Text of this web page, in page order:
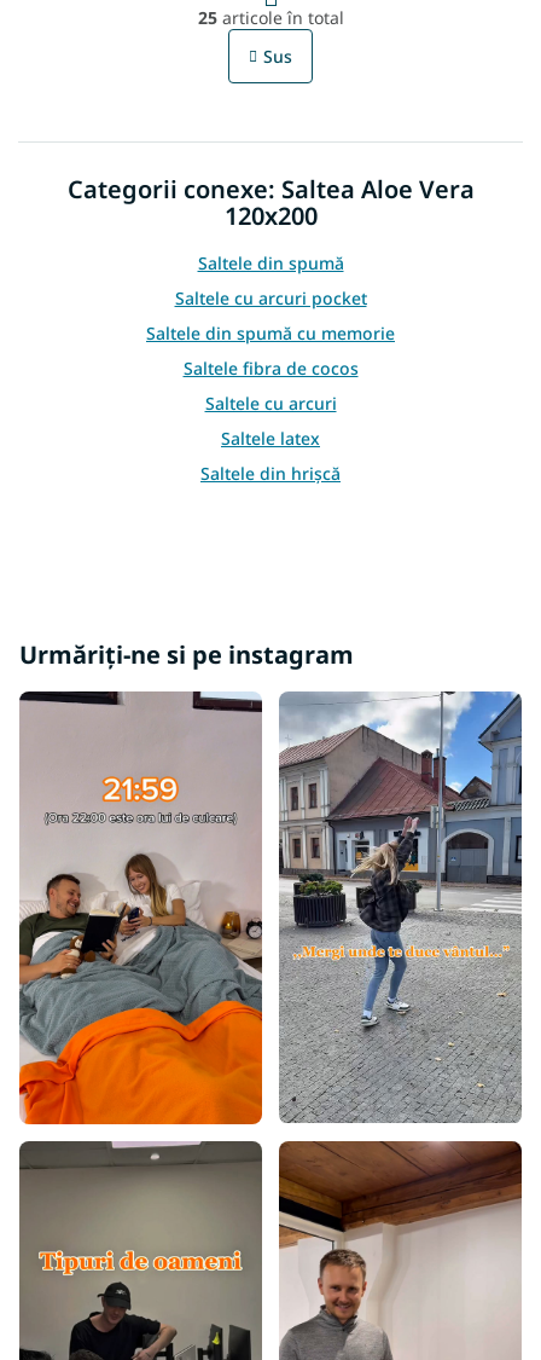
o
n
l
l
l
s
t
ă
r
i
l
o
r
g
i
n
25articole în total
Sus
Categorii conexe: Saltea Aloe Vera
120x200
Saltele din spumă
Saltele cu arcuri pocket
Saltele din spumă cu memorie
Saltele fibra de cocos
Saltele cu arcuri
Saltele latex
Saltele din hrișcă
Urmăriți-ne si pe instagram